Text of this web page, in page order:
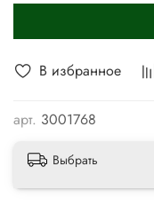
В избранное
арт. 3001768
Выбрать